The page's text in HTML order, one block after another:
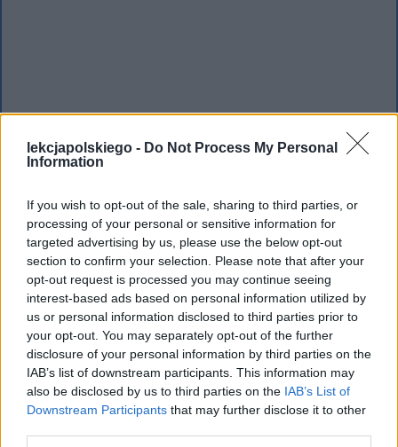
lekcjapolskiego - Do Not Process My Personal
Information
If you wish to opt-out of the sale, sharing to third parties, or
processing of your personal or sensitive information for
targeted advertising by us, please use the below opt-out
section to confirm your selection. Please note that after your
opt-out request is processed you may continue seeing
interest-based ads based on personal information utilized by
us or personal information disclosed to third parties prior to
your opt-out. You may separately opt-out of the further
disclosure of your personal information by third parties on the
IAB’s list of downstream participants. This information may
also be disclosed by us to third parties on the IAB’s List of
Downstream Participants that may further disclose it to other
Postanowił dokonać zemsty, choć
wiedział, że będzie się to wiązało z
zabijaniem i sprowadzeniem jeszcze
większego nieszczęścia na żyjących.
Książę nie jest jednak w stanie
przewidzieć wszystkich konsekwencji
swojej decyzji. Jego celem jest zabicie
Klaudiusza, jednak jego dążenie do tego